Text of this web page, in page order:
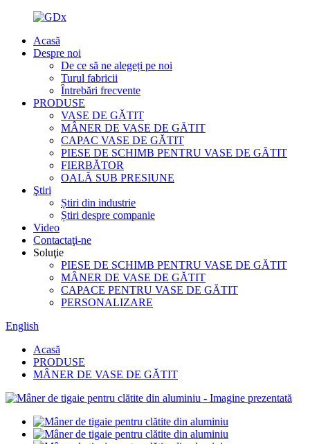
Acasă
Despre noi
De ce să ne alegeți pe noi
Turul fabricii
Întrebări frecvente
PRODUSE
VASE DE GĂTIT
MÂNER DE VASE DE GĂTIT
CAPAC VASE DE GĂTIT
PIESE DE SCHIMB PENTRU VASE DE GĂTIT
FIERBĂTOR
OALĂ SUB PRESIUNE
Ştiri
Știri din industrie
Știri despre companie
Video
Contactaţi-ne
Soluţie
PIESE DE SCHIMB PENTRU VASE DE GĂTIT
MÂNER DE VASE DE GĂTIT
CAPACE PENTRU VASE DE GĂTIT
PERSONALIZARE
English
Acasă
PRODUSE
MÂNER DE VASE DE GĂTIT